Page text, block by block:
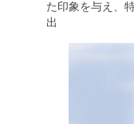
た印象を与え、
出